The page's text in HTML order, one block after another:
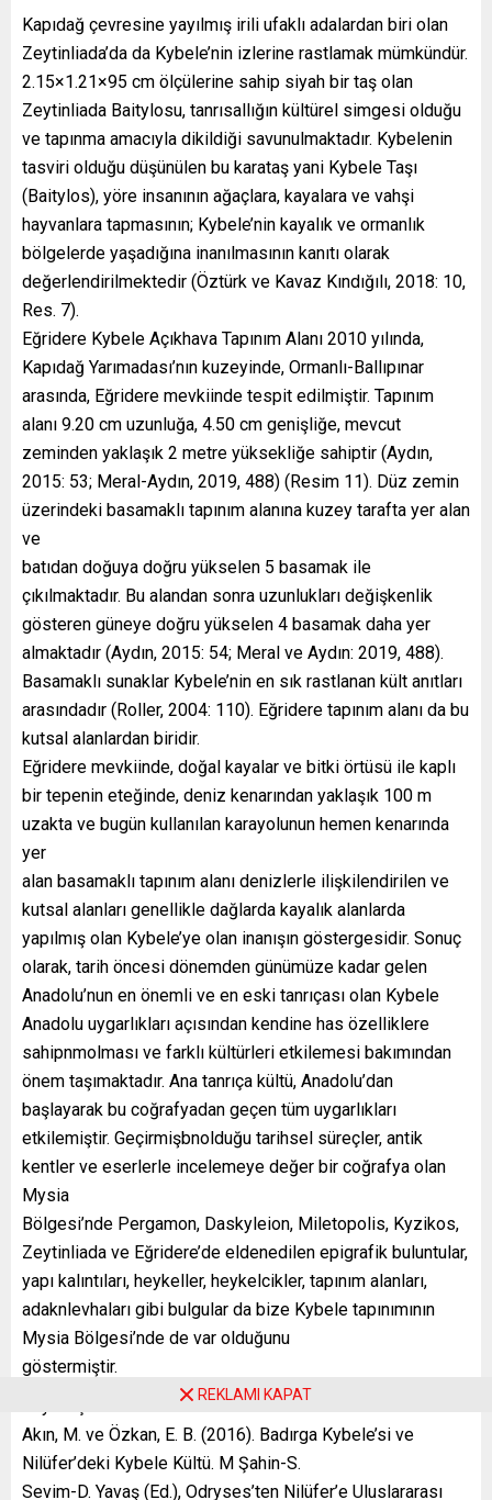
Kapıdağ çevresine yayılmış irili ufaklı adalardan biri olan
Zeytinliada’da da Kybele’nin izlerine rastlamak mümkündür.
2.15×1.21×95 cm ölçülerine sahip siyah bir taş olan
Zeytinliada Baitylosu, tanrısallığın kültürel simgesi olduğu
ve tapınma amacıyla dikildiği savunulmaktadır. Kybelenin
tasviri olduğu düşünülen bu karataş yani Kybele Taşı
(Baitylos), yöre insanının ağaçlara, kayalara ve vahşi
hayvanlara tapmasının; Kybele’nin kayalık ve ormanlık
bölgelerde yaşadığına inanılmasının kanıtı olarak
değerlendirilmektedir (Öztürk ve Kavaz Kındığılı, 2018: 10,
Res. 7).
Eğridere Kybele Açıkhava Tapınım Alanı 2010 yılında,
Kapıdağ Yarımadası’nın kuzeyinde, Ormanlı-Ballıpınar
arasında, Eğridere mevkiinde tespit edilmiştir. Tapınım
alanı 9.20 cm uzunluğa, 4.50 cm genişliğe, mevcut
zeminden yaklaşık 2 metre yüksekliğe sahiptir (Aydın,
2015: 53; Meral-Aydın, 2019, 488) (Resim 11). Düz zemin
üzerindeki basamaklı tapınım alanına kuzey tarafta yer alan
ve
batıdan doğuya doğru yükselen 5 basamak ile
çıkılmaktadır. Bu alandan sonra uzunlukları değişkenlik
gösteren güneye doğru yükselen 4 basamak daha yer
almaktadır (Aydın, 2015: 54; Meral ve Aydın: 2019, 488).
Basamaklı sunaklar Kybele’nin en sık rastlanan kült anıtları
arasındadır (Roller, 2004: 110). Eğridere tapınım alanı da bu
kutsal alanlardan biridir.
Eğridere mevkiinde, doğal kayalar ve bitki örtüsü ile kaplı
bir tepenin eteğinde, deniz kenarından yaklaşık 100 m
uzakta ve bugün kullanılan karayolunun hemen kenarında
yer
alan basamaklı tapınım alanı denizlerle ilişkilendirilen ve
kutsal alanları genellikle dağlarda kayalık alanlarda
yapılmış olan Kybele’ye olan inanışın göstergesidir. Sonuç
olarak, tarih öncesi dönemden günümüze kadar gelen
Anadolu’nun en önemli ve en eski tanrıçası olan Kybele
Anadolu uygarlıkları açısından kendine has özelliklere
sahipnmolması ve farklı kültürleri etkilemesi bakımından
önem taşımaktadır. Ana tanrıça kültü, Anadolu’dan
başlayarak bu coğrafyadan geçen tüm uygarlıkları
etkilemiştir. Geçirmişbnolduğu tarihsel süreçler, antik
kentler ve eserlerle incelemeye değer bir coğrafya olan
Mysia
Bölgesi’nde Pergamon, Daskyleion, Miletopolis, Kyzikos,
Zeytinliada ve Eğridere’de eldenedilen epigrafik buluntular,
yapı kalıntıları, heykeller, heykelcikler, tapınım alanları,
adaknlevhaları gibi bulgular da bize Kybele tapınımının
Mysia Bölgesi’nde de var olduğunu
göstermiştir.
Akın, M. ve Özkan, E. B. (2016). Badırga Kybele’si ve
Nilüfer’deki Kybele Kültü. M Şahin-S.
Sevim-D. Yavaş (Ed.), Odryses’ten Nilüfer’e Uluslararası
REKLAMI KAPAT